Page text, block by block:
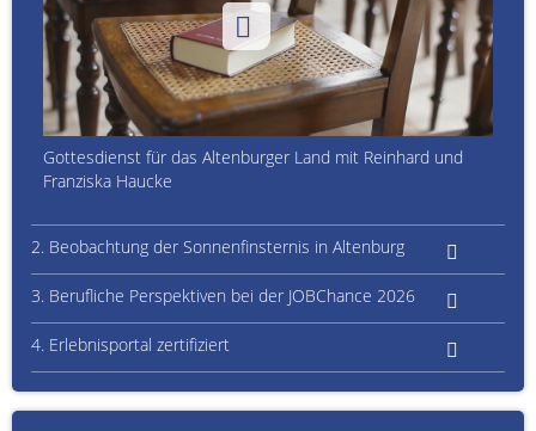
Gottesdienst für das Altenburger Land mit Reinhard und
Franziska Haucke
2. Beobachtung der Sonnenfinsternis in Altenburg
3. Berufliche Perspektiven bei der JOBChance 2026
4. Erlebnisportal zertifiziert